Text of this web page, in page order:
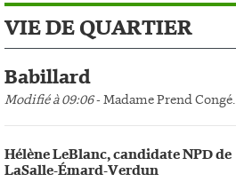
VIE DE QUARTIER
Babillard
Modifié à 09:06- Madame Prend Congé.
Hélène LeBlanc, candidate NPD de
LaSalle-Émard-Verdun